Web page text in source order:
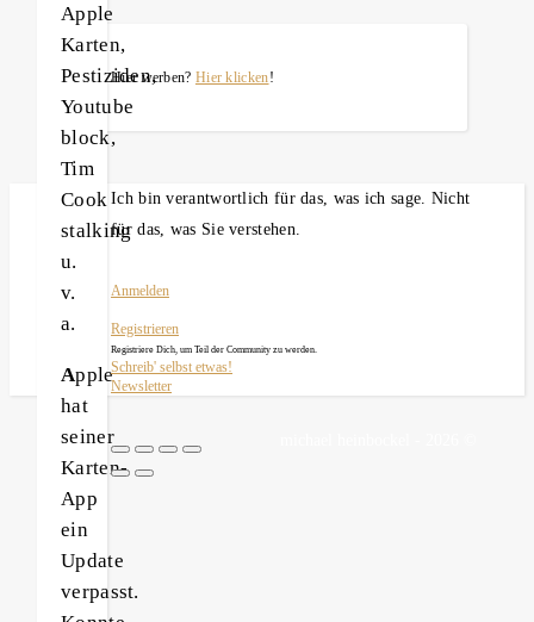
Apple
Karten,
Pestiziden,
Youtube
block,
Tim
Cook
stalking
u.
v.
a.
Apple
hat
seiner
Karten-
App
ein
Update
verpasst.
Hier werben? Hier klicken!
Ich bin verantwortlich für das, was ich sage. Nicht
für das, was Sie verstehen.
Anmelden
Registrieren
Registriere Dich, um Teil der Community zu werden.
Schreib' selbst etwas!
Newsletter